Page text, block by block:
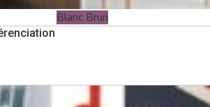
Blanc Brun